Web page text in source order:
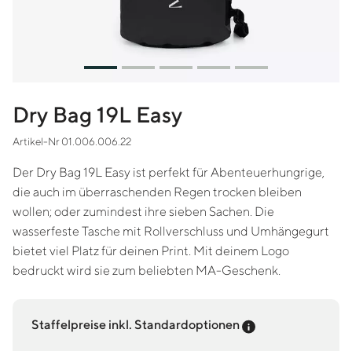
Dry Bag 19L Easy
Artikel-Nr 01.006.006.22
Der Dry Bag 19L Easy ist perfekt für Abenteuerhungrige,
die auch im überraschenden Regen trocken bleiben
wollen; oder zumindest ihre sieben Sachen. Die
wasserfeste Tasche mit Rollverschluss und Umhängegurt
bietet viel Platz für deinen Print. Mit deinem Logo
bedruckt wird sie zum beliebten MA-Geschenk.
Staffelpreise inkl. Standardoptionen Preis-Tooltip